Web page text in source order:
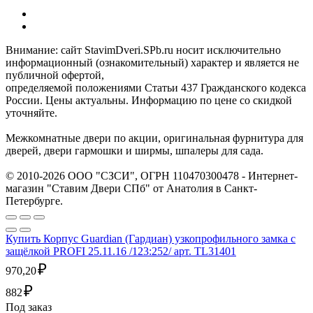
Внимание: сайт StavimDveri.SPb.ru носит исключительно
информационный (ознакомительный) характер и является не
публичной офертой,
определяемой положениями Статьи 437 Гражданского кодекса
России. Цены актуальны. Информацию по цене со скидкой
уточняйте.
Межкомнатные двери по акции, оригинальная фурнитура для
дверей, двери гармошки и ширмы, шпалеры для сада.
© 2010-2026 ООО "СЗСИ", ОГРН 110470300478 - Интернет-
магазин "Ставим Двери СПб" от Анатолия в Санкт-
Петербурге.
Купить Корпус Guardian (Гардиан) узкопрофильного замка с
защёлкой PROFI 25.11.16 /123:252/ арт. TL31401
970,20₽
882₽
Под заказ